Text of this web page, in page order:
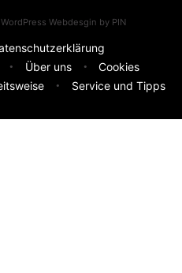
Webdesgin by PIN
Über uns
Cookies
Service und Tipps